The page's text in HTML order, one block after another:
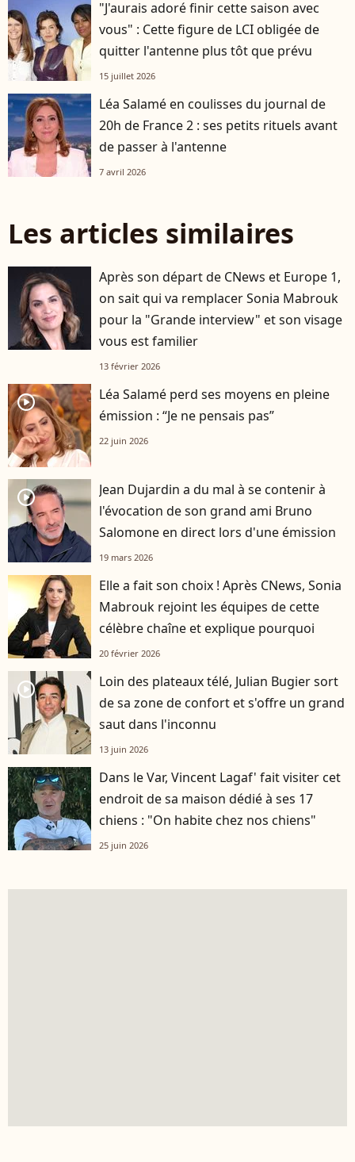
"J'aurais adoré finir cette saison avec
vous" : Cette figure de LCI obligée de
quitter l'antenne plus tôt que prévu
15 juillet 2026
Léa Salamé en coulisses du journal de
20h de France 2 : ses petits rituels avant
de passer à l'antenne
7 avril 2026
Les articles similaires
Après son départ de CNews et Europe 1,
on sait qui va remplacer Sonia Mabrouk
pour la "Grande interview" et son visage
vous est familier
13 février 2026
player2
Léa Salamé perd ses moyens en pleine
émission : “Je ne pensais pas”
22 juin 2026
player2
Jean Dujardin a du mal à se contenir à
l'évocation de son grand ami Bruno
Salomone en direct lors d'une émission
19 mars 2026
Elle a fait son choix ! Après CNews, Sonia
Mabrouk rejoint les équipes de cette
célèbre chaîne et explique pourquoi
20 février 2026
player2
Loin des plateaux télé, Julian Bugier sort
de sa zone de confort et s'offre un grand
saut dans l'inconnu
13 juin 2026
Dans le Var, Vincent Lagaf' fait visiter cet
endroit de sa maison dédié à ses 17
chiens : "On habite chez nos chiens"
25 juin 2026